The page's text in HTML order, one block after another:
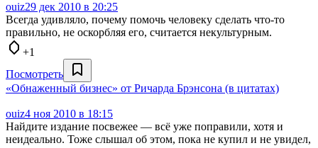
ouiz29 дек 2010 в 20:25
Всегда удивляло, почему помочь человеку сделать что-то
правильно, не оскорбляя его, считается некультурным.
+1
Посмотреть
«Обнаженный бизнес» от Ричарда Брэнсона (в цитатах)
ouiz4 ноя 2010 в 18:15
Найдите издание посвежее — всё уже поправили, хотя и
неидеально. Тоже слышал об этом, пока не купил и не увидел,